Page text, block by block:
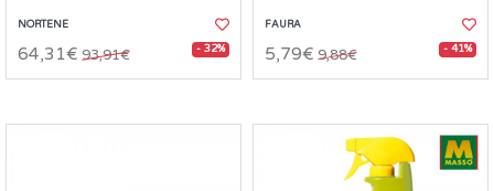
NORTENE
64,31€ 93,91€ - 32%
FAURA
5,79€ 9,88€ - 41%